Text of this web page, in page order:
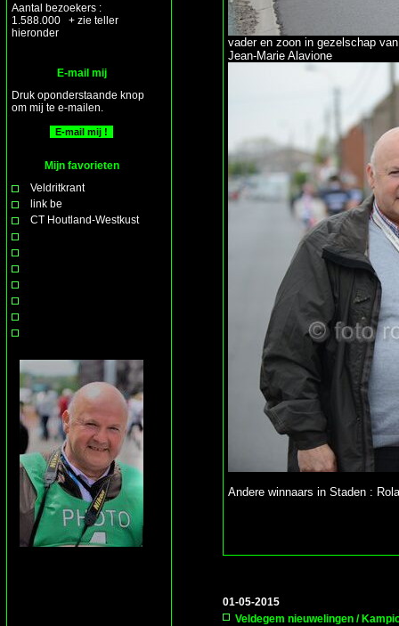
Aantal bezoekers :
1.588.000 + zie teller
hieronder
E-mail mij
Druk oponderstaande knop
om mij te e-mailen.
Mijn favorieten
Veldritkrant
link be
CT Houtland-Westkust
vader en zoon in gezelschap
Jean-Marie Alavione
Andere winnaars in Staden :
01-05-2015
Veldegem nieuwelingen /